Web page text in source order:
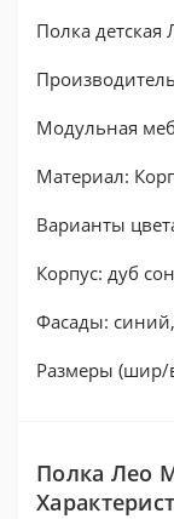
Полка детская
Модульная
Материал:
Варианты
Корпус: дуб
Фасады:
Размеры (шир/
Полка Лео